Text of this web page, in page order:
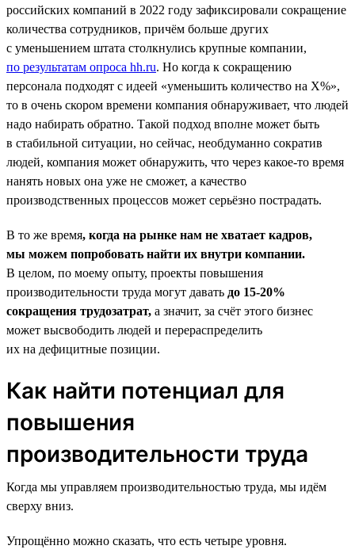
российских компаний в 2022 году зафиксировали сокращение
количества сотрудников, причём больше других
с уменьшением штата столкнулись крупные компании,
по результатам опроса hh.ru. Но когда к сокращению
персонала подходят с идеей «уменьшить количество на Х%»,
то в очень скором времени компания обнаруживает, что людей
надо набирать обратно. Такой подход вполне может быть
в стабильной ситуации, но сейчас, необдуманно сократив
людей, компания может обнаружить, что через какое-то время
нанять новых она уже не сможет, а качество
производственных процессов может серьёзно пострадать.
В то же время, когда на рынке нам не хватает кадров,
мы можем попробовать найти их внутри компании.
В целом, по моему опыту, проекты повышения
производительности труда могут давать до 15‑20%
сокращения трудозатрат, а значит, за счёт этого бизнес
может высвободить людей и перераспределить
их на дефицитные позиции.
Как найти потенциал для
повышения
производительности труда
Когда мы управляем производительностью труда, мы идём
сверху вниз.
Упрощённо можно сказать, что есть четыре уровня.